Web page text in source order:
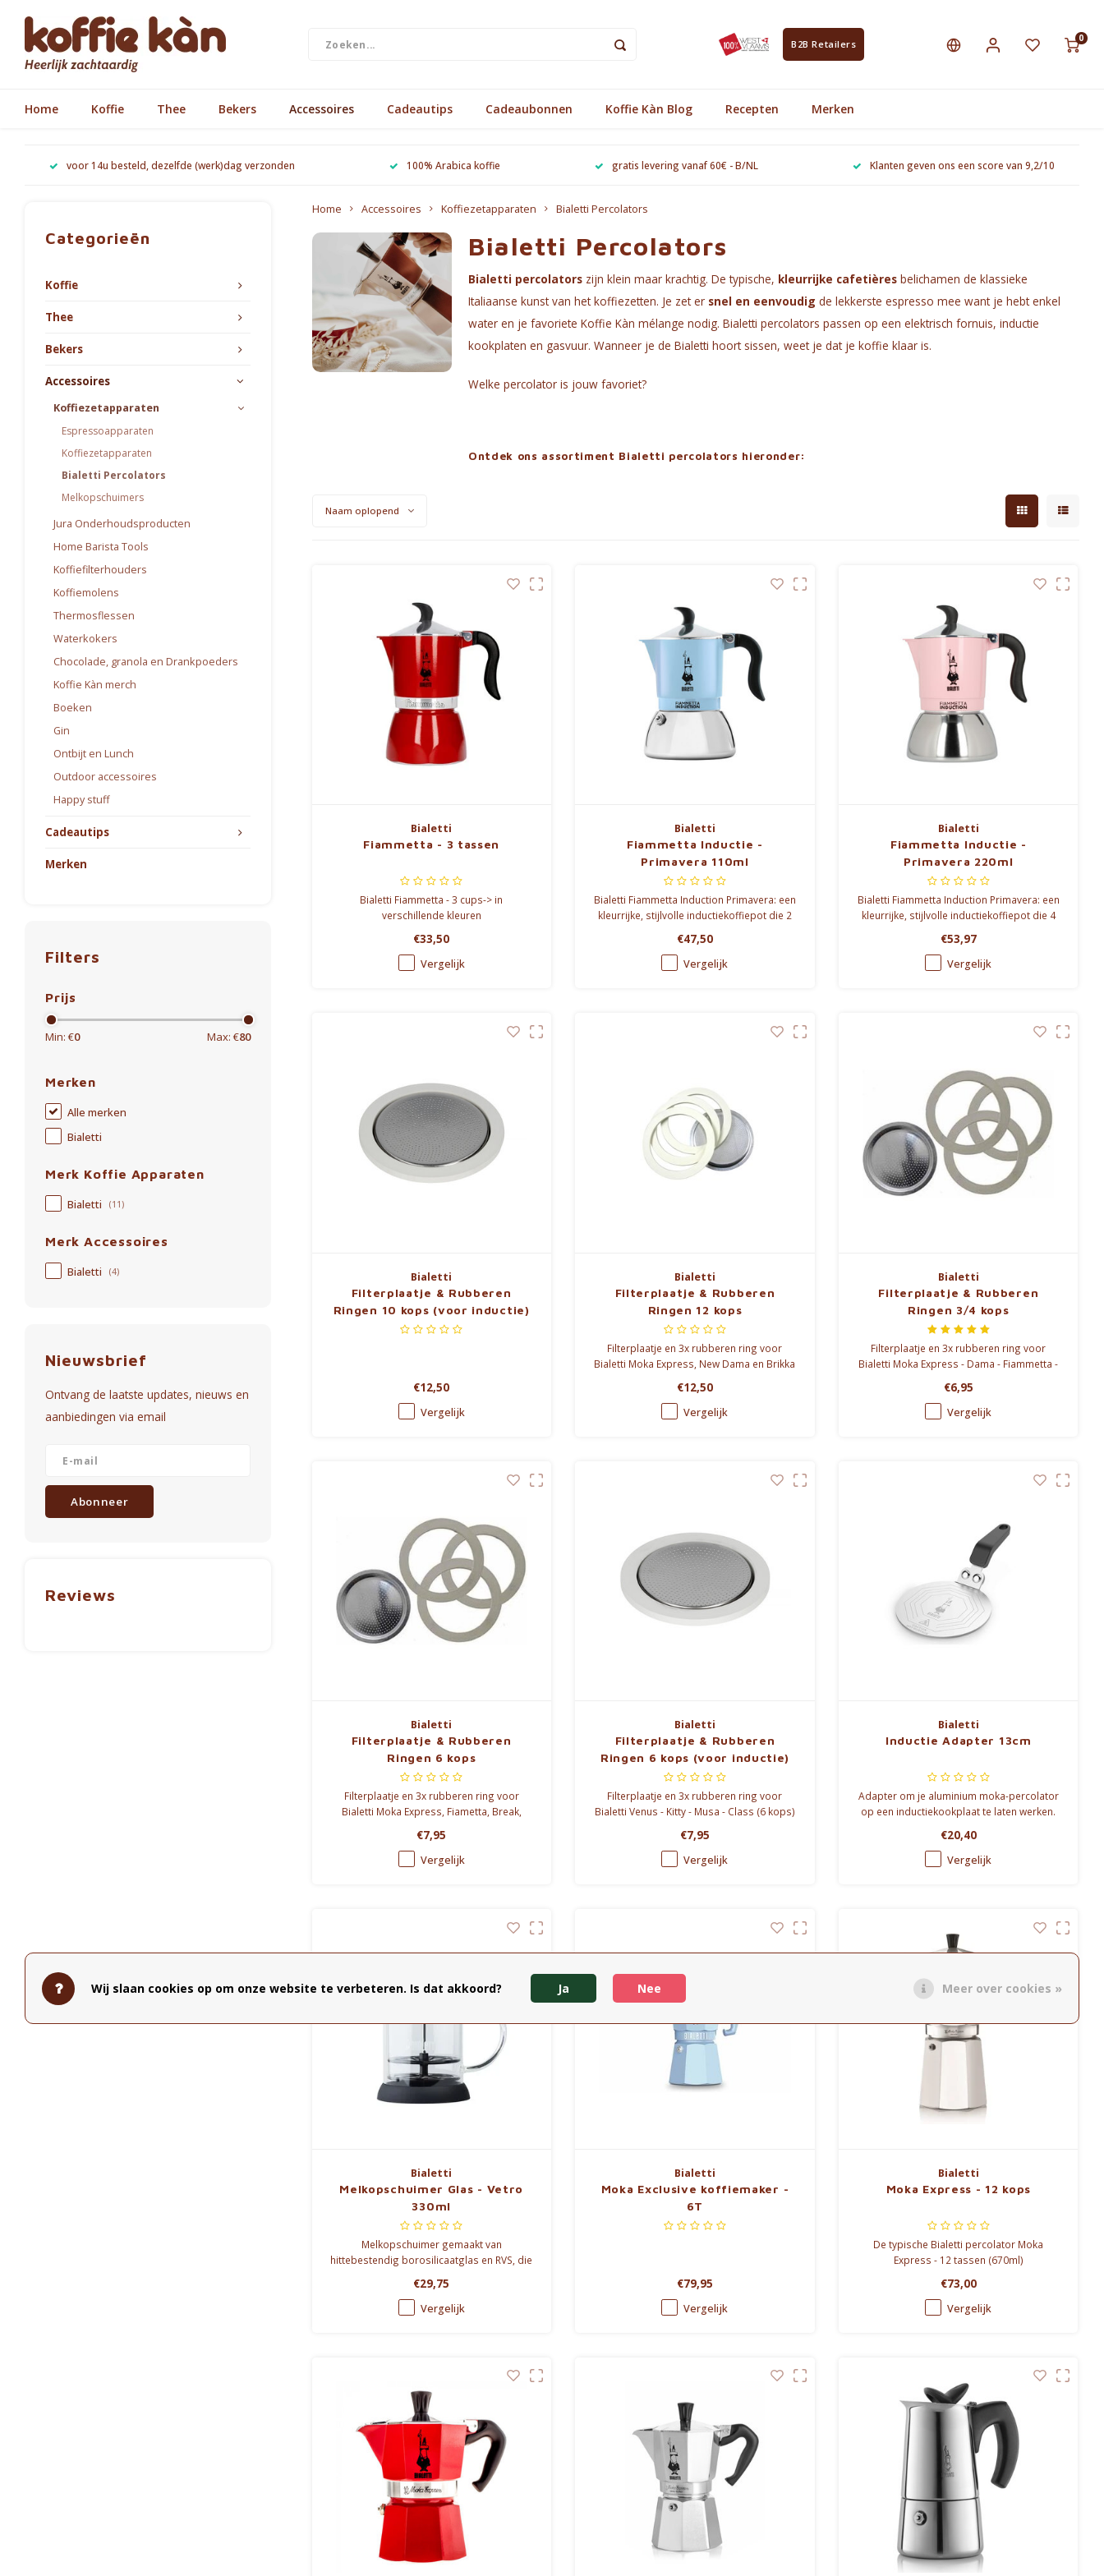
B2B Retailers
0
Home Koffie Thee Bekers Accessoires Cadeautips Cadeaubonnen Koffie Kàn Blog Recepten Merken
voor 14u besteld, dezelfde (werk)dag verzonden 100% Arabica koffie gratis levering vanaf 60€ - B/NL Klanten geven ons een score van 9,2/10
Categorieën
Koffie
Thee
Bekers
Accessoires
Koffiezetapparaten
Espressoapparaten
Koffiezetapparaten
Bialetti Percolators
Melkopschuimers
Jura Onderhoudsproducten
Home Barista Tools
Koffiefilterhouders
Koffiemolens
Thermosflessen
Waterkokers
Chocolade, granola en Drankpoeders
Koffie Kàn merch
Boeken
Gin
Ontbijt en Lunch
Outdoor accessoires
Happy stuff
Cadeautips
Merken
Filters
Prijs
Min: €0 Max: €80
Merken
Alle merken
Bialetti
Merk Koffie Apparaten
Bialetti (11)
Merk Accessoires
Bialetti (4)
Nieuwsbrief
Ontvang de laatste updates, nieuws en
aanbiedingen via email
Abonneer
Reviews
Home Accessoires Koffiezetapparaten Bialetti Percolators
Bialetti Percolators
Bialetti percolators zijn klein maar krachtig. De typische, kleurrijke cafetières belichamen de klassieke
Italiaanse kunst van het koffiezetten. Je zet er snel en eenvoudig de lekkerste espresso mee want je hebt enkel
water en je favoriete Koffie Kàn mélange nodig. Bialetti percolators passen op een elektrisch fornuis, inductie
kookplaten en gasvuur. Wanneer je de Bialetti hoort sissen, weet je dat je koffie klaar is.
Welke percolator is jouw favoriet?
Ontdek ons assortiment Bialetti percolators hieronder:
Naam oplopend
Bialetti
Fiammetta - 3 tassen
Bialetti Fiammetta - 3 cups-> in
verschillende kleuren
€33,50
Vergelijk
Bialetti
Fiammetta Inductie -
Primavera 110ml
Bialetti Fiammetta Induction Primavera: een
kleurrijke, stijlvolle inductiekoffiepot die 2
€47,50
Vergelijk
Bialetti
Fiammetta Inductie -
Primavera 220ml
Bialetti Fiammetta Induction Primavera: een
kleurrijke, stijlvolle inductiekoffiepot die 4
€53,97
Vergelijk
Bialetti
Filterplaatje & Rubberen
Ringen 10 kops (voor inductie)
€12,50
Vergelijk
Bialetti
Filterplaatje & Rubberen
Ringen 12 kops
Filterplaatje en 3x rubberen ring voor
Bialetti Moka Express, New Dama en Brikka
€12,50
Vergelijk
Bialetti
Filterplaatje & Rubberen
Ringen 3/4 kops
Filterplaatje en 3x rubberen ring voor
Bialetti Moka Express - Dama - Fiammetta -
Timer (3/4 cup)
€6,95
Vergelijk
Bialetti
Filterplaatje & Rubberen
Ringen 6 kops
Filterplaatje en 3x rubberen ring voor
Bialetti Moka Express, Fiametta, Break,
kops)
€7,95
Vergelijk
Bialetti
Filterplaatje & Rubberen
Ringen 6 kops (voor inductie)
Filterplaatje en 3x rubberen ring voor
Bialetti Venus - Kitty - Musa - Class (6 kops)
€7,95
Vergelijk
Bialetti
Inductie Adapter 13cm
Adapter om je aluminium moka-percolator
op een inductiekookplaat te laten werken.
€20,40
Vergelijk
Bialetti
Melkopschuimer Glas - Vetro
330ml
Melkopschuimer gemaakt van
hittebestendig borosilicaatglas en RVS, die
€29,75
Vergelijk
Bialetti
Moka Exclusive koffiemaker -
6T
€79,95
Vergelijk
Bialetti
Moka Express - 12 kops
De typische Bialetti percolator Moka
Express - 12 tassen (670ml)
€73,00
Vergelijk
Wij slaan cookies op om onze website te verbeteren. Is dat akkoord? Ja Nee Meer over cookies »